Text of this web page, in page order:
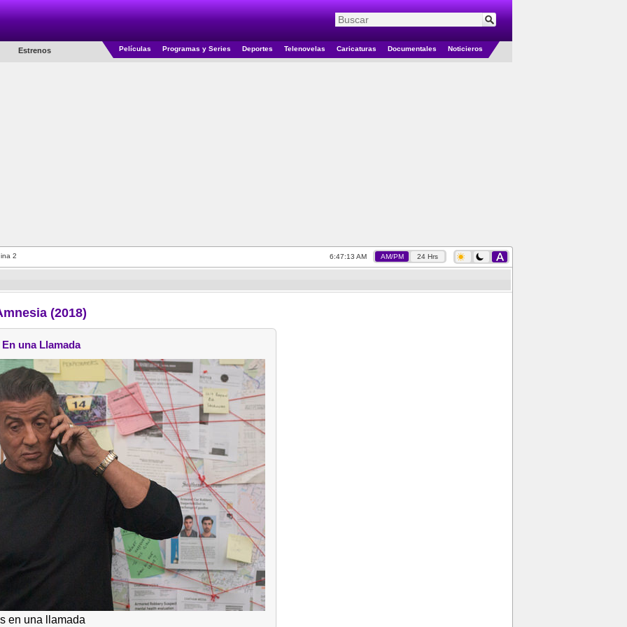
Estrenos Películas Programas y Series Deportes Telenovelas Caricaturas Documentales Noticieros
2 6:47:13 AM AM/PM 24 Hrs
(2018)
En una Llamada
en una llamada